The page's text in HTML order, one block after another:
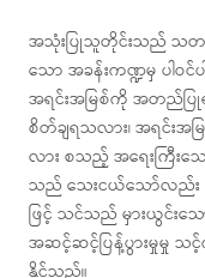
အသုံးပြုသူတိုင်းသည် သတင်း
သော အခန်းကဏ္ဍမှ ပါဝင်
အရင်းအမြစ်ကို အတည်
စိတ်ချရသလား၊ အရင်
လား စသည့် အရေးကြီးသေ
သည် သေးငယ်သော်လည်း
ဖြင့် သင်သည် မှားယွင်း
အဆင့်ဆင့်ပြန့်ပွားမှုမှု သ
နိုင်သည်။